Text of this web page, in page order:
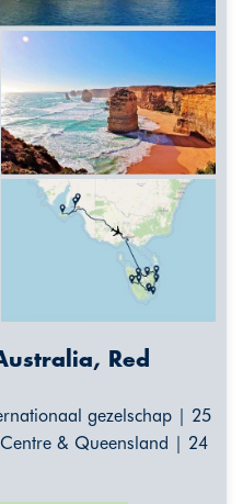
Red
gezelschap | 25
& Queensland | 24